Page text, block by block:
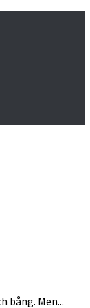
bång. Men...